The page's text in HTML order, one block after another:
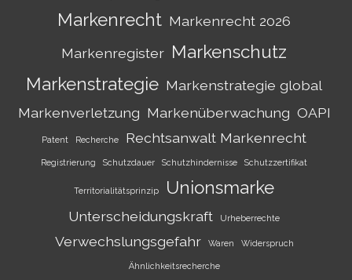
Markenrecht Markenrecht 2026
Markenregister Markenschutz
Markenstrategie Markenstrategie global
Markenverletzung Markenüberwachung OAPI
Patent Recherche Rechtsanwalt Markenrecht
Registrierung Schutzdauer Schutzhindernisse Schutzzertifikat
Territorialitätsprinzip Unionsmarke
Unterscheidungskraft Urheberrechte
Verwechslungsgefahr Waren Widerspruch
Ähnlichkeitsrecherche